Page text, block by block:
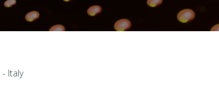
- Italy